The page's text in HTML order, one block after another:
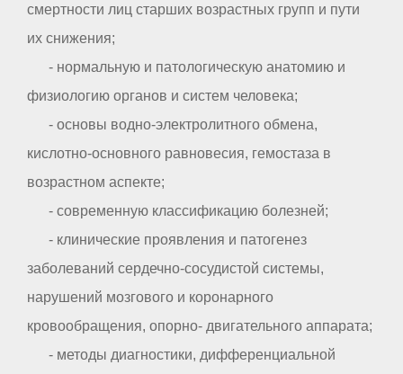
смертности лиц старших возрастных групп и пути
их снижения;
- нормальную и патологическую анатомию и
физиологию органов и систем человека;
- основы водно-электролитного обмена,
кислотно-основного равновесия, гемостаза в
возрастном аспекте;
- современную классификацию болезней;
- клинические проявления и патогенез
заболеваний сердечно-сосудистой системы,
нарушений мозгового и коронарного
кровообращения, опорно- двигательного аппарата;
- методы диагностики, дифференциальной